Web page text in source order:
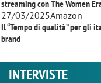
streaming conThe Women
27/03/2025Amazon
Il “Tempo di qualità” per gli
brand
INTERVISTE